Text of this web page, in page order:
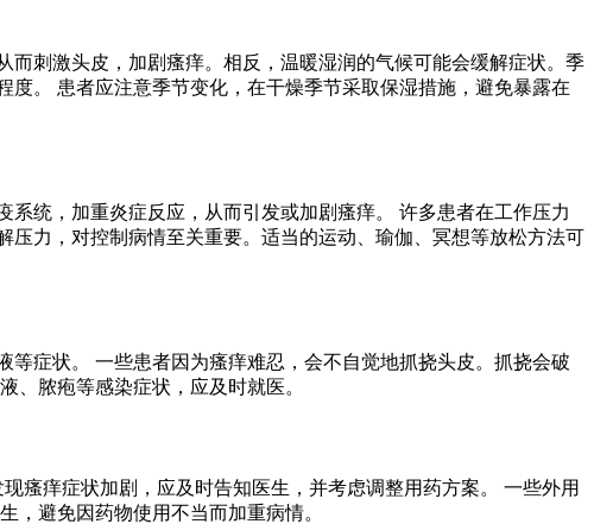
刺激头皮，加剧瘙痒。相反，温暖湿润的气候可能会缓解症状。季
。 患者应注意季节变化，在干燥季节采取保湿措施，避免暴露在
统，加重炎症反应，从而引发或加剧瘙痒。 许多患者在工作压力
力，对控制病情至关重要。适当的运动、瑜伽、冥想等放松方法可
症状。 一些患者因为瘙痒难忍，会不自觉地抓挠头皮。抓挠会破
、脓疱等感染症状，应及时就医。
瘙痒症状加剧，应及时告知医生，并考虑调整用药方案。 一些外用
，避免因药物使用不当而加重病情。